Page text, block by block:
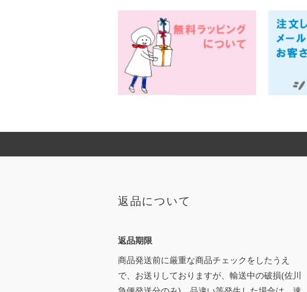
返品について
返品期限
商品発送前に厳重な商品チェックをしたうえ
で、お送りしておりますが、輸送中の破損(佐川